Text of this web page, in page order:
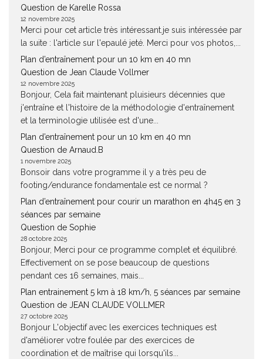
Question de Karelle Rossa
12 novembre 2025
Merci pour cet article très intéressant.je suis intéressée par
la suite : l'article sur l'epaulé jeté. Merci pour vos photos,...
Plan d’entraînement pour un 10 km en 40 mn
Question de Jean Claude Vollmer
12 novembre 2025
Bonjour, Cela fait maintenant pluisieurs décennies que
j'entraîne et l'histoire de la méthodologie d'entraînement
et la terminologie utilisée est d'une...
Plan d’entraînement pour un 10 km en 40 mn
Question de Arnaud.B
1 novembre 2025
Bonsoir dans votre programme il y a très peu de
footing/endurance fondamentale est ce normal ?
Plan d’entraînement pour courir un marathon en 4h45 en 3
séances par semaine
Question de Sophie
28 octobre 2025
Bonjour, Merci pour ce programme complet et équilibré.
Effectivement on se pose beaucoup de questions
pendant ces 16 semaines, mais...
Plan entrainement 5 km à 18 km/h, 5 séances par semaine
Question de JEAN CLAUDE VOLLMER
27 octobre 2025
Bonjour L'objectif avec les exercices techniques est
d'améliorer votre foulée par des exercices de
coordination et de maîtrise qui lorsqu'ils...